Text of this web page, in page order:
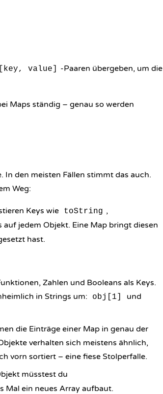
[key, value]
-Paaren übergeben, um die
Maps ständig – genau so werden
den meisten Fällen stimmt das auch.
Weg:
Keys wie toString ,
auf jedem Objekt. Eine Map bringt diesen
hast.
Zahlen und Booleans als Keys.
in Strings um:
obj[1] und
die Einträge einer Map in genau der
verhalten sich meistens ähnlich,
vorn sortiert – eine fiese Stolperfalle.
müsstest du
Mal ein neues Array aufbaut.